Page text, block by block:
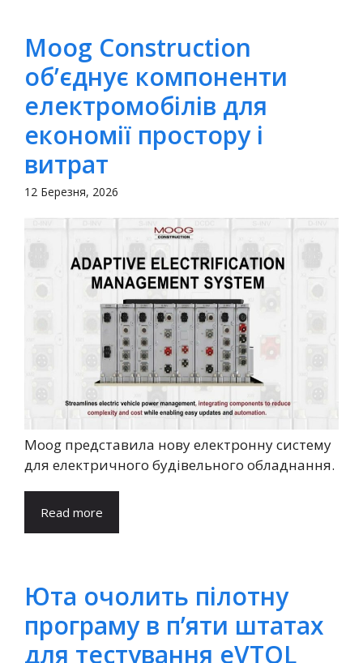
Moog Construction
об’єднує компоненти
електромобілів для
економії простору і
витрат
12 Березня, 2026
Moog представила нову електронну систему
для електричного будівельного обладнання.
Read more
Юта очолить пілотну
програму в п’яти штатах
для тестування eVTOL